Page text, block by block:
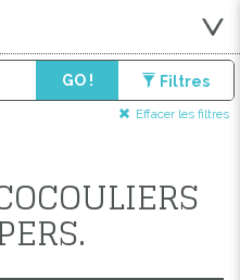
GO ! Filtres
Effacer les filtres